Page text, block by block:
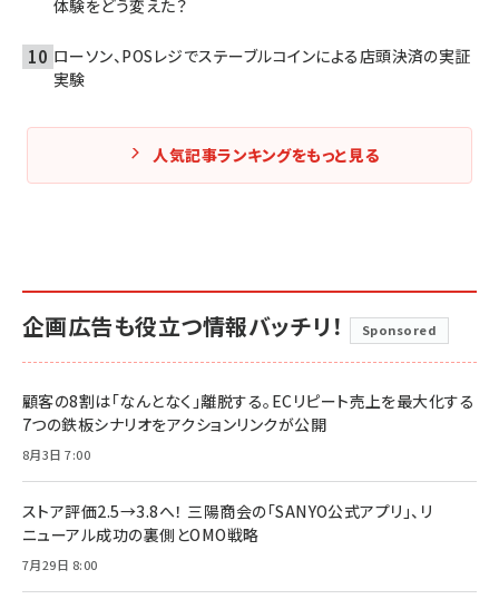
体験をどう変えた？
ローソン、POSレジでステーブルコインによる店頭決済の実証
実験
人気記事ランキングをもっと見る
企画広告も役立つ情報バッチリ！ Sponsored
顧客の8割は「なんとなく」離脱する。ECリピート売上を最大化する
7つの鉄板シナリオをアクションリンクが公開
8月3日 7:00
ストア評価2.5→3.8へ！ 三陽商会の「SANYO公式アプリ」、リ
ニューアル成功の裏側とOMO戦略
7月29日 8:00